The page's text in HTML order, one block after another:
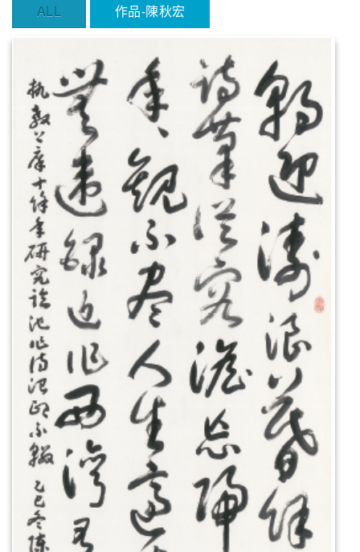
ALL 作品-陳秋宏